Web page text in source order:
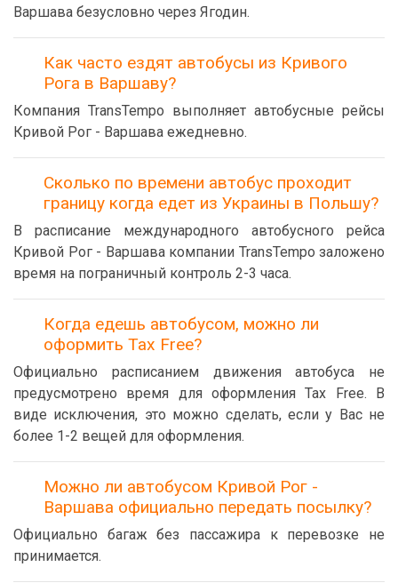
Варшава безусловно через Ягодин.
Как часто ездят автобусы из Кривого
Рога в Варшаву?
Компания TransTempo выполняет автобусные рейсы
Кривой Рог - Варшава ежедневно.
Сколько по времени автобус проходит
границу когда едет из Украины в Польшу?
В расписание международного автобусного рейса
Кривой Рог - Варшава компании TransTempo заложено
время на пограничный контроль 2-3 часа.
Когда едешь автобусом, можно ли
оформить Tax Free?
Официально расписанием движения автобуса не
предусмотрено время для оформления Tax Free. В
виде исключения, это можно сделать, если у Вас не
более 1-2 вещей для оформления.
Можно ли автобусом Кривой Рог -
Варшава официально передать посылку?
Официально багаж без пассажира к перевозке не
принимается.